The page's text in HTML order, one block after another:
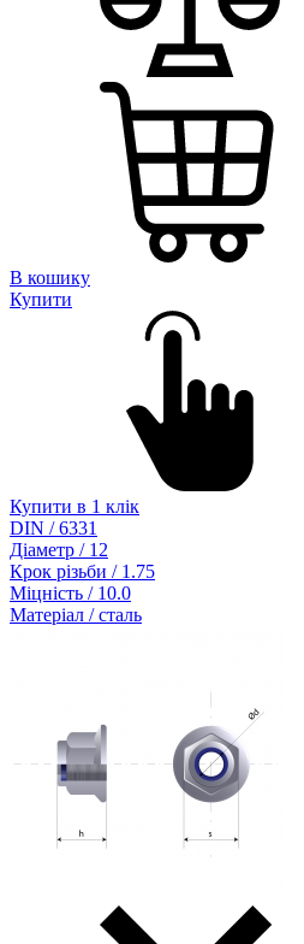
В кошику
Купити
Купити в 1 клік
DIN / 6331
Діаметр / 12
Крок різьби / 1.75
Міцність / 10.0
Матеріал / сталь